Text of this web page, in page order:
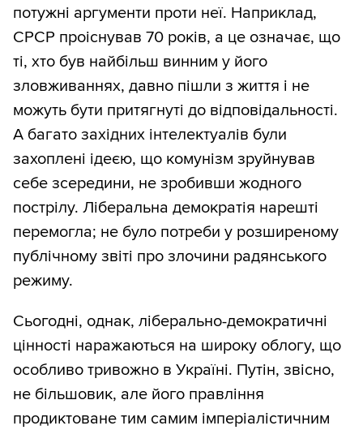
потужні аргументи проти неї. Наприклад,
СРСР проіснував 70 років, а це означає, що
ті, хто був найбільш винним у його
зловживаннях, давно пішли з життя і не
можуть бути притягнуті до відповідальності.
А багато західних інтелектуалів були
захоплені ідеєю, що комунізм зруйнував
себе зсередини, не зробивши жодного
пострілу. Ліберальна демократія нарешті
перемогла; не було потреби у розширеному
публічному звіті про злочини радянського
режиму.
Сьогодні, однак, ліберально-демократичні
цінності наражаються на широку облогу, що
особливо тривожно в Україні. Путін, звісно,
не більшовик, але його правління
продиктоване тим самим імперіалістичним